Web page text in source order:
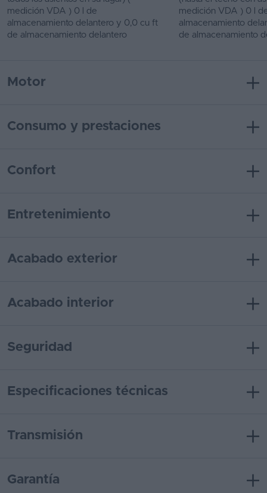
medición VDA ) 0 l de
almacenamiento delantero y 0,0 cu ft
de almacenamiento delantero
medición VDA ) 0 l
almacenamiento
de almacenamiento
Motor
Consumo y prestaciones
Confort
Entretenimiento
Acabado exterior
Acabado interior
Seguridad
Especificaciones técnicas
Transmisión
Garantía